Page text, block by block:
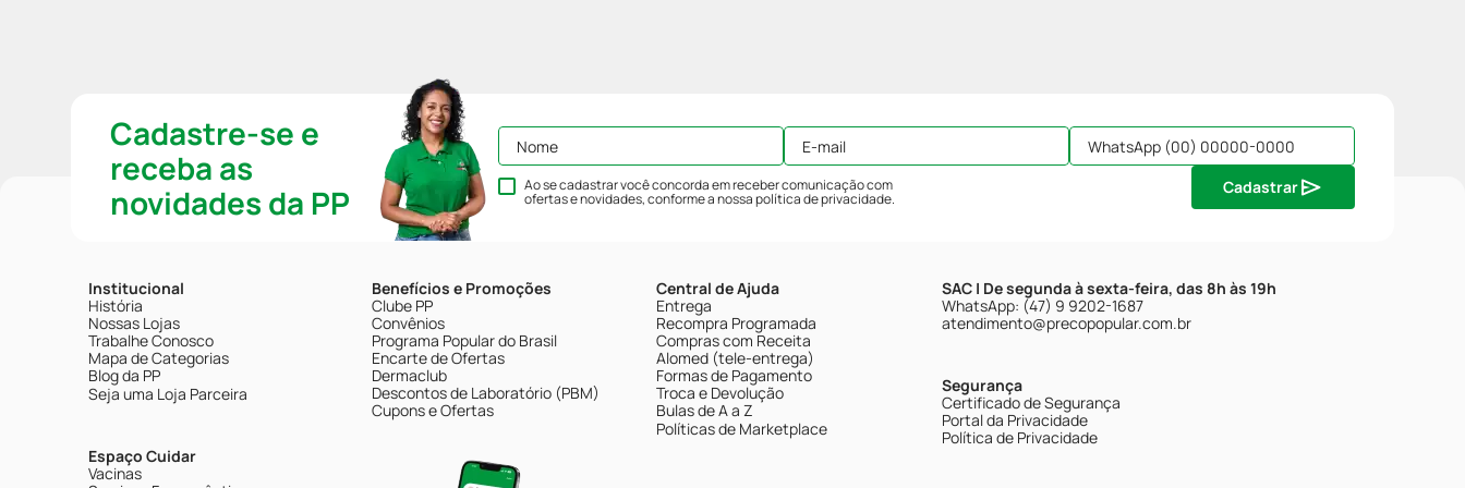
Cadastre-se e
receba as
novidades da PP
Ao se cadastrar você concorda em receber comunicação com
ofertas e novidades, conforme a nossapolítica de privacidade.
Cadastrar
Institucional
História
Nossas Lojas
Trabalhe Conosco
Mapa de Categorias
Blog da PP
Seja uma Loja Parceira
Espaço Cuidar
Vacinas
Benefícios e Promoções
Clube PP
Convênios
Programa Popular do Brasil
Encarte de Ofertas
Dermaclub
Descontos de Laboratório (PBM)
Cupons e Ofertas
Central de Ajuda
Entrega
Recompra Programada
Compras com Receita
Alomed (tele-entrega)
Formas de Pagamento
Troca e Devolução
Bulas de A a Z
Políticas de Marketplace
SAC | De segunda à sexta-feira, das 8h às 19h
WhatsApp: (47) 9 9202-1687
atendimento@precopopular.com.br
Segurança
Certificado de Segurança
Portal da Privacidade
Política de Privacidade